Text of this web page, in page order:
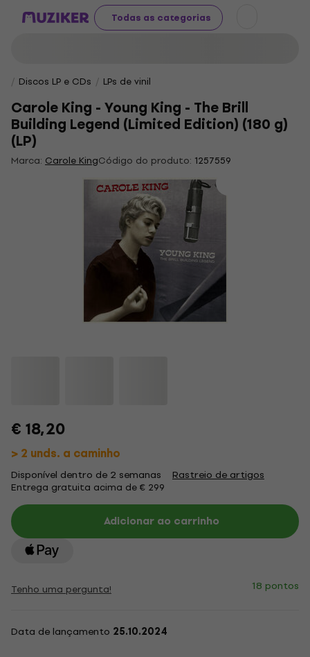
Todas as categorias
Discos LP e CDs LPs de vinil
Carole King - Young King - The Brill
Building Legend (Limited Edition) (180 g)
(LP)
Marca: Carole KingCódigo do produto: 1257559
€ 18,20
> 2 unds. a caminho
Disponível dentro de 2 semanas Rastreio de artigos
Entrega gratuita acima de € 299
Adicionar ao carrinho
Tenho uma pergunta! 18 pontos
Data de lançamento 25.10.2024